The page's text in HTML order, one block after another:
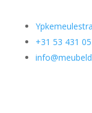
+31 53 431